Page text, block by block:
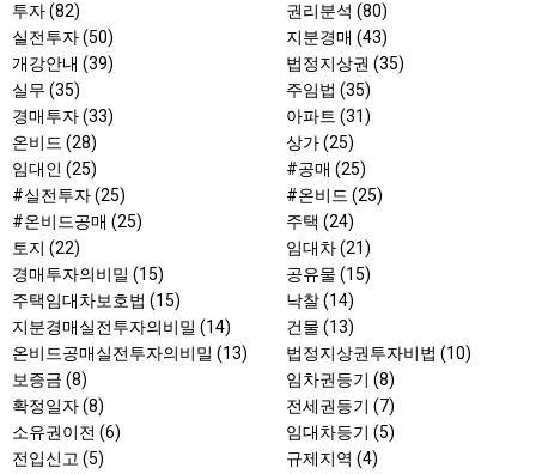
투자 (82)
권리분석 (80)
실전투자 (50)
지분경매 (43)
개강안내 (39)
법정지상권 (35)
실무 (35)
주임법 (35)
경매투자 (33)
아파트 (31)
온비드 (28)
상가 (25)
임대인 (25)
#공매 (25)
#실전투자 (25)
#온비드 (25)
#온비드공매 (25)
주택 (24)
토지 (22)
임대차 (21)
경매투자의비밀 (15)
공유물 (15)
주택임대차보호법 (15)
낙찰 (14)
지분경매실전투자의비밀 (14)
건물 (13)
온비드공매실전투자의비밀 (13)
법정지상권투자비법 (10)
보증금 (8)
임차권등기 (8)
확정일자 (8)
전세권등기 (7)
소유권이전 (6)
임대차등기 (5)
전입신고 (5)
규제지역 (4)